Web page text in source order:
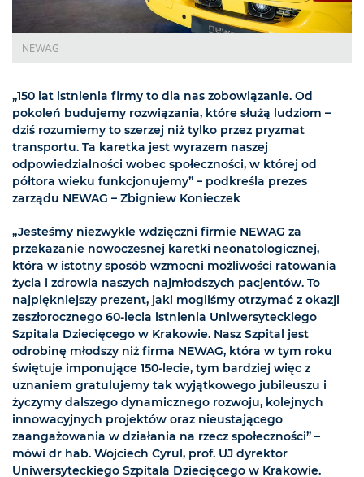
NEWAG
„150 lat istnienia firmy to dla nas zobowiązanie. Od
pokoleń budujemy rozwiązania, które służą ludziom –
dziś rozumiemy to szerzej niż tylko przez pryzmat
transportu. Ta karetka jest wyrazem naszej
odpowiedzialności wobec społeczności, w której od
półtora wieku funkcjonujemy” – podkreśla prezes
zarządu NEWAG – Zbigniew Konieczek
„Jesteśmy niezwykle wdzięczni firmie NEWAG za
przekazanie nowoczesnej karetki neonatologicznej,
która w istotny sposób wzmocni możliwości ratowania
życia i zdrowia naszych najmłodszych pacjentów. To
najpiękniejszy prezent, jaki mogliśmy otrzymać z okazji
zeszłorocznego 60-lecia istnienia Uniwersyteckiego
Szpitala Dziecięcego w Krakowie. Nasz Szpital jest
odrobinę młodszy niż firma NEWAG, która w tym roku
świętuje imponujące 150-lecie, tym bardziej więc z
uznaniem gratulujemy tak wyjątkowego jubileuszu i
życzymy dalszego dynamicznego rozwoju, kolejnych
innowacyjnych projektów oraz nieustającego
zaangażowania w działania na rzecz społeczności” –
mówi dr hab. Wojciech Cyrul, prof. UJ dyrektor
Uniwersyteckiego Szpitala Dziecięcego w Krakowie.